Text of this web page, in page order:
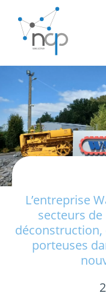
L’entreprise
secteurs
déconstruction,
porteuses